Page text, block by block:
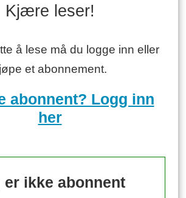
Kjære leser!
å lese må du logge inn eller
et abonnement.
abonnent? Logg inn
her
er ikke abonnent